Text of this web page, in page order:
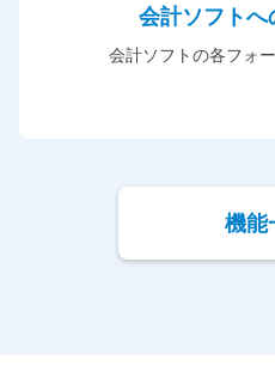
会計ソフトへ
会計ソフトの各フォ
機能